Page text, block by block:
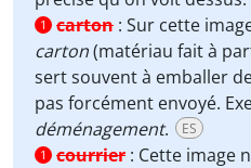
1 carton : Sur cette
carton(matériau fait à
sert souvent à emballer
pas forcément envoyé.
déménagement. ES
1 courrier : Cette image